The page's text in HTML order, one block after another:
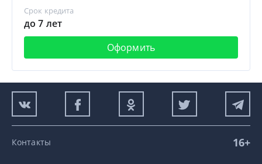
Срок кредита
до 7 лет
Оформить
Контакты 16+